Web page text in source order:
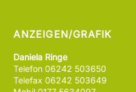
ANZEIGEN/GRAFIK
Daniela Ringe
Telefon 06242 503650
Telefax 06242 503649